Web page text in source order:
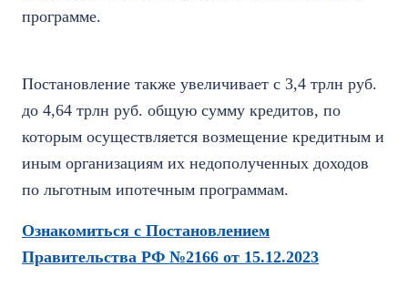
программе.
Постановление также увеличивает с 3,4 трлн руб.
до 4,64 трлн руб. общую сумму кредитов, по
которым осуществляется возмещение кредитным и
иным организациям их недополученных доходов
по льготным ипотечным программам.
Ознакомиться с Постановлением
Правительства РФ №2166 от 15.12.2023